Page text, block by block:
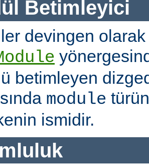
Betimleyici
devingen
betimleyen
module
ismidir.